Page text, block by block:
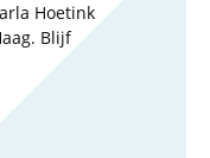
Hoetink
Blijf